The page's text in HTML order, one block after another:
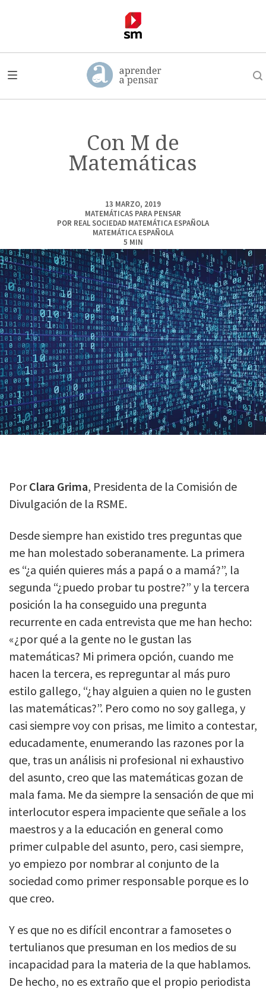
Con M de
Matemáticas
13 MARZO, 2019
MATEMÁTICAS PARA PENSAR
POR REAL SOCIEDAD MATEMÁTICA ESPAÑOLA
MATEMÁTICA ESPAÑOLA
5 MIN
PorClara Grima, Presidenta de la Comisión de
Divulgación de la RSME.
Desde siempre han existido tres preguntas que
me han molestado soberanamente. La primera
es “¿a quién quieres más a papá o a mamá?”, la
segunda “¿puedo probar tu postre?” y la tercera
posición la ha conseguido una pregunta
recurrente en cada entrevista que me han hecho:
«¿por qué a la gente no le gustan las
matemáticas? Mi primera opción, cuando me
hacen la tercera, es repreguntar al más puro
estilo gallego, “¿hay alguien a quien no le gusten
las matemáticas?”. Pero como no soy gallega, y
casi siempre voy con prisas, me limito a contestar,
educadamente, enumerando las razones por la
que, tras un análisis ni profesional ni exhaustivo
del asunto, creo que las matemáticas gozan de
mala fama. Me da siempre la sensación de que mi
interlocutor espera impaciente que señale a los
maestros y a la educación en general como
primer culpable del asunto, pero, casi siempre,
yo empiezo por nombrar al conjunto de la
sociedad como primer responsable porque es lo
que creo.
Y es que no es difícil encontrar a famosetes o
tertulianos que presuman en los medios de su
incapacidad para la materia de la que hablamos.
De hecho, no es extraño que el propio periodista